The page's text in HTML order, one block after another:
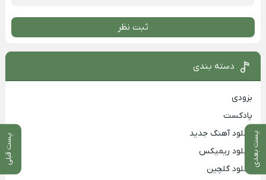
پست بعدی پست قبلی
ثبت نظر
دسته بندی
بزودی
پادکست
دانلود آهنگ جدید
دانلود ریمیکس
دانلود گلچین